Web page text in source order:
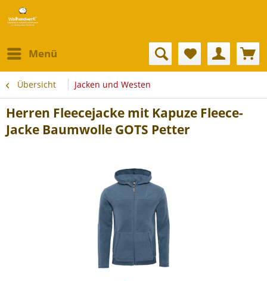
Menü
Übersicht Jacken und Westen
Herren Fleecejacke mit Kapuze Fleece-
Jacke Baumwolle GOTS Petter